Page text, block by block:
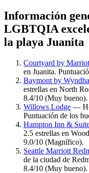
Información
LGBTQIA
la playa Juanita
Courtyard by
en Juanita.
Baymont by
estrellas en North
8.4/10 (Muy bueno).
Willows Lodge —
Puntuación de los
Hampton Inn &
2.5 estrellas en
9.0/10 (Magnífico).
Seattle Marriott
de la ciudad de
8.4/10 (Muy bueno).